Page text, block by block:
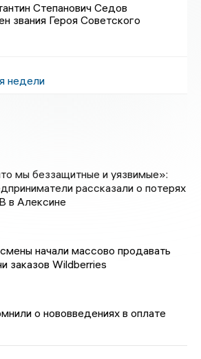
Степанович Седов
звания Героя Советского
недели
мы беззащитные и уязвимые»:
рассказали о потерях
в Алексине
начали массово продавать
заказов Wildberries
о нововведениях в оплате